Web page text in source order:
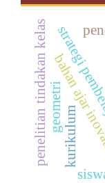
strategi
bahan
penelitian tindakan kelas kurikulum
geometri